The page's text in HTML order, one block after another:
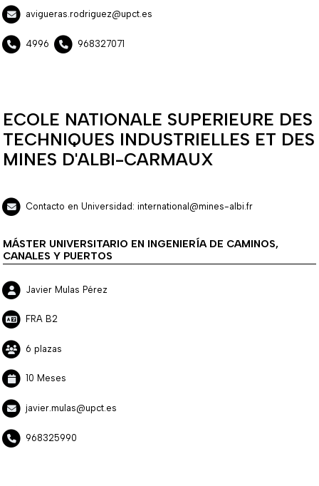
avigueras.rodriguez@upct.es
4996 968327071
ECOLE NATIONALE SUPERIEURE DES
TECHNIQUES INDUSTRIELLES ET DES
MINES D'ALBI-CARMAUX
Contacto en Universidad: international@mines-albi.fr
MÁSTER UNIVERSITARIO EN INGENIERÍA DE CAMINOS,
CANALES Y PUERTOS
Javier Mulas Pérez
FRA B2
6 plazas
10 Meses
javier.mulas@upct.es
968325990